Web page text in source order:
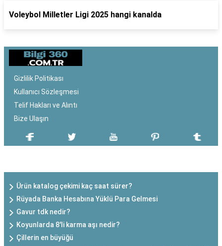
Voleybol Milletler Ligi 2025 hangi kanalda
Gizlilik Politikası
Kullanıcı Sözleşmesi
Telif Hakları ve Alıntı
Bize Ulaşın
Ürün katalog çekimi kaç saat sürer?
Rüyada Banka Hesabına Yüklü Para Gelmesi
Gavur tdk nedir?
Koyunlarda 8'li karma aşı nedir?
Çillerin en büyüğü